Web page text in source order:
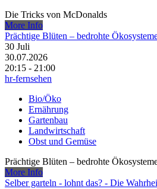
Die Tricks von McDonalds
More Info
Prächtige Blüten – bedrohte
30 Juli
30.07.2026
20:15 - 21:00
hr-fernsehen
Bio/Öko
Ernährung
Gartenbau
Landwirtschaft
Obst und Gemüse
Prächtige Blüten – bedrohte
More Info
Selber garteln - lohnt das? - Die